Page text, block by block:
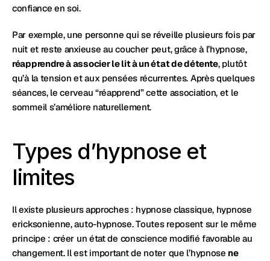
confiance en soi.
Par exemple, une personne qui se réveille plusieurs fois par
nuit et reste anxieuse au coucher peut, grâce à l’hypnose,
réapprendre à associer le lit à un état de détente, plutôt
qu’à la tension et aux pensées récurrentes. Après quelques
séances, le cerveau “réapprend” cette association, et le
sommeil s’améliore naturellement.
Types d’hypnose et
limites
Il existe plusieurs approches : hypnose classique, hypnose
ericksonienne, auto-hypnose. Toutes reposent sur le même
principe : créer un état de conscience modifié favorable au
changement. Il est important de noter que l’hypnose ne